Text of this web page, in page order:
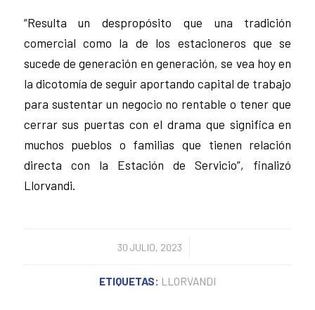
“Resulta un despropósito que una tradición
comercial como la de los estacioneros que se
sucede de generación en generación, se vea hoy en
la dicotomía de seguir aportando capital de trabajo
para sustentar un negocio no rentable o tener que
cerrar sus puertas con el drama que significa en
muchos pueblos o familias que tienen relación
directa con la Estación de Servicio”, finalizó
Llorvandi.
30 JULIO, 2023
/
ETIQUETAS: LLORVANDI